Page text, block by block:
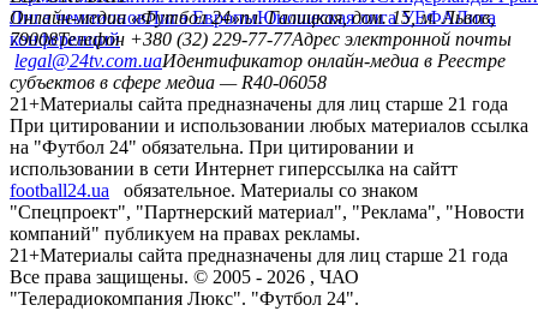
Лига чемпионовЛига ЕвропыЮношеская лига УЕФАЛига
конференций
Онлайн-медиа «Футбол 24»пл. Галицкая, дом. 15, м. Львов,
79008Телефон +380 (32) 229-77-77Адрес электронной почты
legal@24tv.com.uaИдентификатор онлайн-медиа в Реестре
субъектов в сфере медиа — R40-06058
21+Материалы сайта предназначены для лиц старше 21 года
При цитировании и использовании любых материалов ссылка
на "Футбол 24" обязательна. При цитировании и
использовании в сети Интернет гиперссылка на сайтт
football24.ua
обязательное. Материалы со знаком
"Спецпроект", "Партнерский материал", "Реклама", "Новости
компаний" публикуем на правах рекламы.
21+Материалы сайта предназначены для лиц старше 21 года
Все права защищены. © 2005 - 2026 , ЧАО
"Телерадиокомпания Люкс". "Футбол 24".